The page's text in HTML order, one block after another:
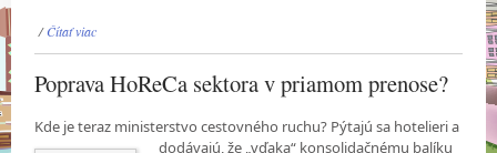
/Čítať viac
Poprava HoReCa sektora v priamom prenose?
Kde je teraz ministerstvo cestovného ruchu? Pýtajú sa hotelieri a
dodávajú, že „vďaka“ konsolidačnému balíku